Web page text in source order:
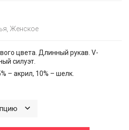
, Женское
цвета. Длинный рукав. V-
силуэт.
– акрил, 10% – шелк.